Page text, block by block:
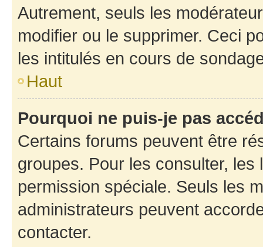
Autrement, seuls les
modifier ou le supprimer. Ceci
les intitulés en cours de
Haut
Pourquoi ne puis-je pas
Certains forums peuvent être
groupes. Pour les consulter,
permission spéciale. Seuls les
administrateurs peuvent
contacter.